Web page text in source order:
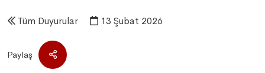
Tüm Duyurular 13 Şubat 2026
Paylaş